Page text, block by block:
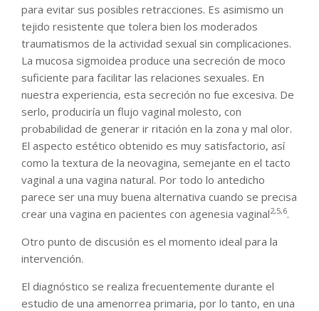
para evitar sus posibles retracciones. Es asimismo un
tejido resistente que tolera bien los moderados
traumatismos de la actividad sexual sin complicaciones.
La mucosa sigmoidea produce una secreción de moco
suficiente para facilitar las relaciones sexuales. En
nuestra experiencia, esta secreción no fue excesiva. De
serlo, produciría un flujo vaginal molesto, con
probabilidad de generar ir ritación en la zona y mal olor.
El aspecto estético obtenido es muy satisfactorio, así
como la textura de la neovagina, semejante en el tacto
vaginal a una vagina natural. Por todo lo antedicho
parece ser una muy buena alternativa cuando se precisa
crear una vagina en pacientes con agenesia vaginal2,5,6.
Otro punto de discusión es el momento ideal para la
intervención.
El diagnóstico se realiza frecuentemente durante el
estudio de una amenorrea primaria, por lo tanto, en una